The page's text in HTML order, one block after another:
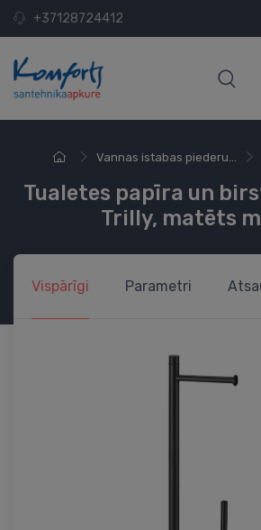
+37128724412
Vannas istabas piederu...
Tualetes papīra un
Trilly, matēts
Vispārīgi Parametri